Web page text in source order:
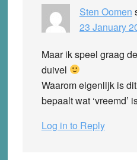
Sten Oomen
23 January
Maar ik speel graag
duivel
Waarom eigenlijk is dit
bepaalt wat ‘vreemd’
Log in to Reply